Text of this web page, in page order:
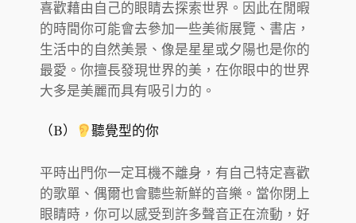
喜歡藉由自己的眼睛去探索世界。因此在閒暇
的時間你可能會去參加一些美術展覽、書店，
生活中的自然美景、像是星星或夕陽也是你的
最愛。你擅長發現世界的美，在你眼中的世界
大多是美麗而具有吸引力的。
（B） 聽覺型的你
平時出門你一定耳機不離身，有自己特定喜歡
的歌單、偶爾也會聽些新鮮的音樂。當你閉上
眼睛時，你可以感受到許多聲音正在流動，好